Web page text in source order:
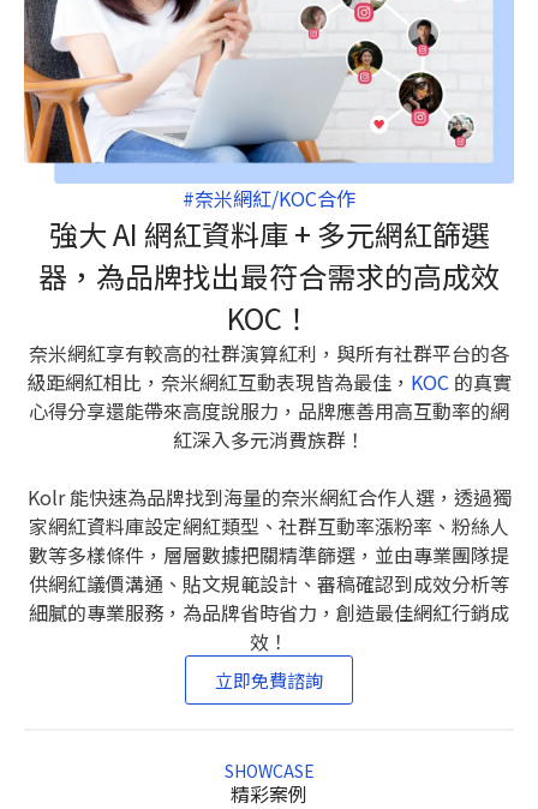
#奈米網紅/KOC合作
強大 AI 網紅資料庫 + 多元網紅篩選
器，為品牌找出最符合需求的高成效
KOC！
奈米網紅享有較高的社群演算紅利，與所有社群平台的各
級距網紅相比，奈米網紅互動表現皆為最佳， KOC 的真實
心得分享還能帶來高度說服力，品牌應善用高互動率的網
紅深入多元消費族群！
Kolr 能快速為品牌找到海量的奈米網紅合作人選，透過獨
家網紅資料庫設定網紅類型、社群互動率漲粉率、粉絲人
數等多樣條件，層層數據把關精準篩選，並由專業團隊提
供網紅議價溝通、貼文規範設計、審稿確認到成效分析等
細膩的專業服務，為品牌省時省力，創造最佳網紅行銷成
效！
立即免費諮詢
SHOWCASE
精彩案例